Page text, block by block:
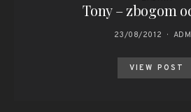
Tony – zbogom
23/08/2012
VIEW POST